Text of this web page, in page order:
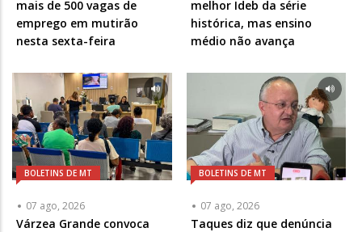
mais de 500 vagas de
emprego em mutirão
nesta sexta-feira
melhor Ideb da série
histórica, mas ensino
médio não avança
BOLETINS DE MT
07 ago, 2026
Várzea Grande convoca
BOLETINS DE MT
07 ago, 2026
Taques diz que denúncia